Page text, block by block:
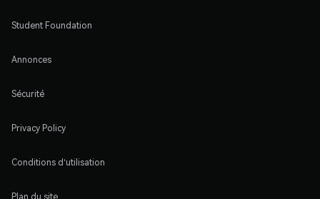
Student Foundation
Annonces
Sécurité
Privacy Policy
Conditions d'utilisation
Plan du site